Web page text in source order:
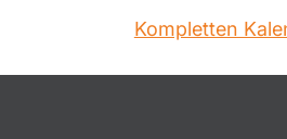
Kompletten